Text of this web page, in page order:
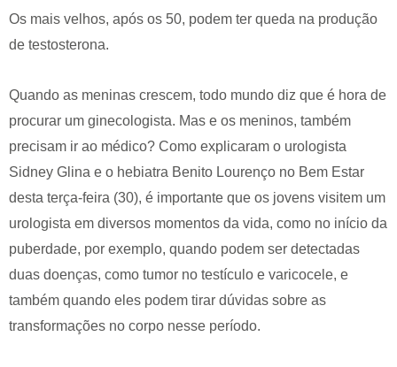
Os mais velhos, após os 50, podem ter queda na produção
de testosterona.
Quando as meninas crescem, todo mundo diz que é hora de
procurar um ginecologista. Mas e os meninos, também
precisam ir ao médico? Como explicaram o urologista
Sidney Glina e o hebiatra Benito Lourenço no Bem Estar
desta terça-feira (30), é importante que os jovens visitem um
urologista em diversos momentos da vida, como no início da
puberdade, por exemplo, quando podem ser detectadas
duas doenças, como tumor no testículo e varicocele, e
também quando eles podem tirar dúvidas sobre as
transformações no corpo nesse período.